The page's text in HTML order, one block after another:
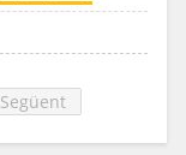
Següent